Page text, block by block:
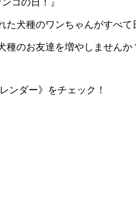
た犬種のワンちゃんがすべて
種のお友達を増やしませんか
ンダー》をチェック！